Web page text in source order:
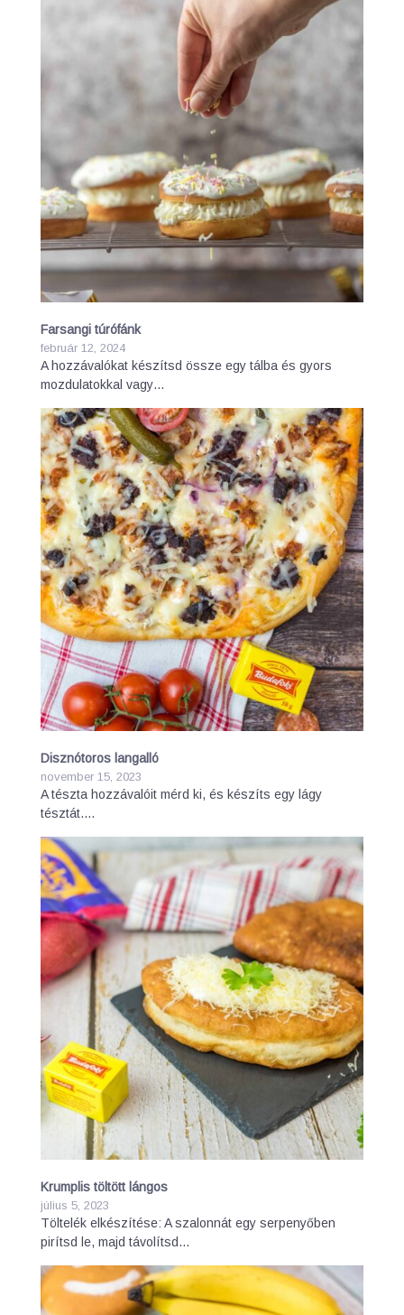
Farsangi túrófánk
február 12, 2024
A hozzávalókat készítsd össze egy tálba és gyors
mozdulatokkal vagy…
Disznótoros langalló
november 15, 2023
A tészta hozzávalóit mérd ki, és készíts egy lágy
tésztát.…
Krumplis töltött lángos
július 5, 2023
Töltelék elkészítése: A szalonnát egy serpenyőben
pirítsd le, majd távolítsd…